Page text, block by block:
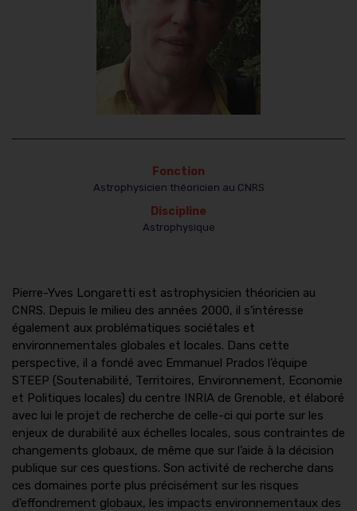
Fonction
Astrophysicien théoricien au CNRS
Discipline
Astrophysique
Pierre-Yves Longaretti est astrophysicien théoricien au
CNRS. Depuis le milieu des années 2000, il s’intéresse
également aux problématiques sociétales et
environnementales globales et locales. Dans cette
perspective, il a fondé avec Emmanuel Prados l’équipe
STEEP (Soutenabilité, Territoires, Environnement, Economie
et Politiques locales) du centre INRIA de Grenoble, et élaboré
avec lui le projet de recherche de celle-ci qui porte sur les
enjeux de durabilité aux échelles locales, sous contraintes de
changements globaux, de même que sur l’aide à la décision
publique sur ces questions. Son activité de recherche dans
ces domaines porte plus précisément sur les risques
d’effondrement globaux, les impacts environnementaux des